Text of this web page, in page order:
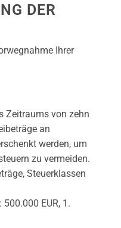
DER
Ihrer
Zeitraums von zehn
an
werden, um
zu vermeiden.
Steuerklassen
EUR, 1.